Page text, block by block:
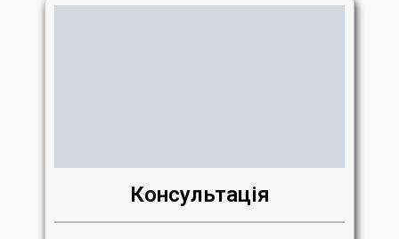
Консультація